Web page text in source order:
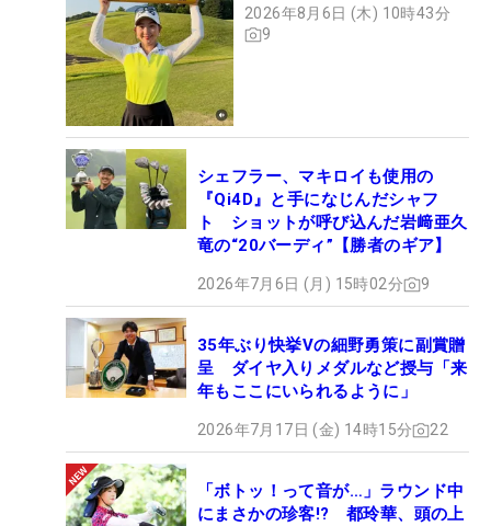
2026年8月6日 (木) 10時43分
9
シェフラー、マキロイも使用の
『Qi4D』と手になじんだシャフ
ト ショットが呼び込んだ岩﨑亜久
竜の“20バーディ”【勝者のギア】
2026年7月6日 (月) 15時02分 9
35年ぶり快挙Vの細野勇策に副賞贈
呈 ダイヤ入りメダルなど授与「来
年もここにいられるように」
2026年7月17日 (金) 14時15分 22
「ボトッ！って音が…」ラウンド中
にまさかの珍客!? 都玲華、頭の上